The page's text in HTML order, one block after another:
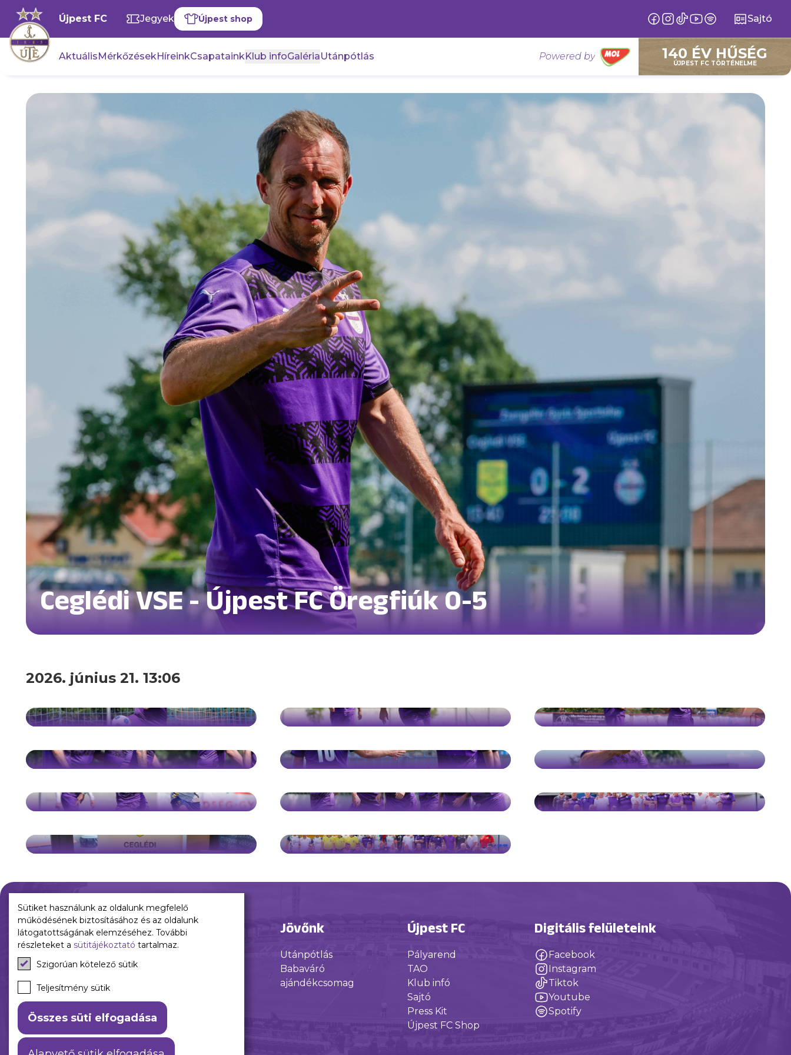
Újpest FC Jegyek Újpest shop Sajtó
AktuálisMérkőzésekHíreinkCsapatainkKlub infoGalériaUtánpótlás Powered by 140 ÉV HŰSÉG
ÚJPEST FC TÖRTÉNELME
Ceglédi VSE - Újpest FC Öregfiúk 0-5
2026. június 21. 13:06
Múltunk
Történelmünk
Jelenünk Jövőnk
Utánpótlás
Babaváró
ajándékcsomag
Újpest FC
Pályarend
TAO
Klub infó
Sajtó
Press Kit
Újpest FC Shop
Digitális felületeink
Facebook
Instagram
Tiktok
Youtube
Spotify
Sütiket használunk az oldalunk megfelelő
működésének biztosításához és az oldalunk
látogatottságának elemzéséhez. További
részleteket a sütitájékoztató tartalmaz.
Szigorúan kötelező sütik
Teljesítmény sütik
Összes süti elfogadása